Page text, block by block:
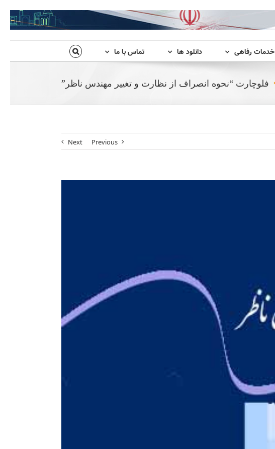
خدمات رفاهی دانلود ها تماس با ما
فلوچارت “نحوه انصراف از نظارت و تغییر مهندس ناظر”
Previous
Next